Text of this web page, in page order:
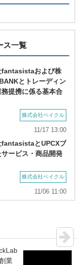
ス一覧
fantasistaおよび株
とトレーディン
提携に係る基本合
株式会社ペイクル
11/17 13:00
fantasistaとUPCXブ
ービス・商品開発
株式会社ペイクル
11/06 11:00
業